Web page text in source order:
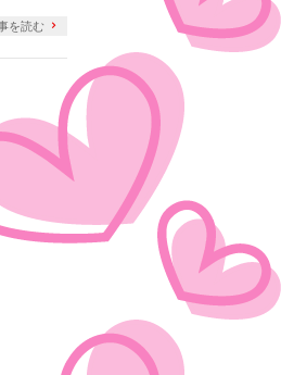
を読む